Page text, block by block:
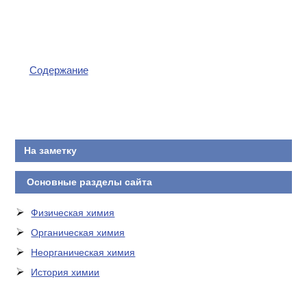
Содержание
На заметку
Основные разделы сайта
Физическая химия
Органическая химия
Неорганическая химия
История химии